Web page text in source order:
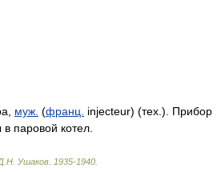
муж. (франц.
injecteur) (тех.). Прибор
паровой котел.
Ушаков. 1935-1940